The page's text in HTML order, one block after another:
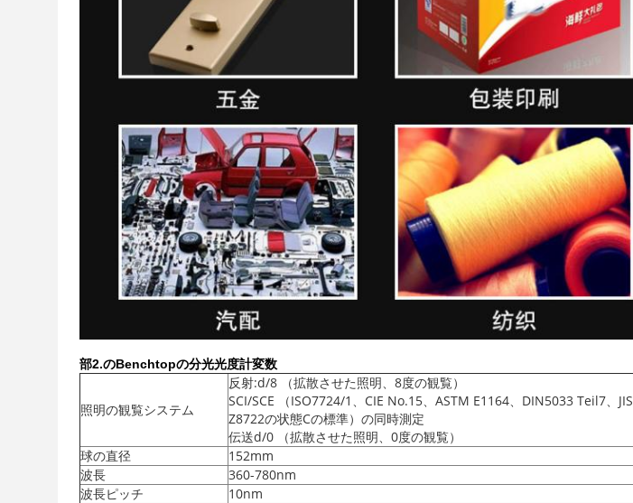
部2.のBenchtopの分光光度計変数
照明の観覧システム
反射:d/8 （拡散させた照明、8度の観覧）
SCI/SCE （ISO7724/1、CIE No.15、ASTM E1164、DIN5033 Teil7、JIS
Z8722の状態Cの標準）の同時測定
伝送d/0 （拡散させた照明、0度の観覧）
球の直径
152mm
波長
360-780nm
波長ピッチ
10nm